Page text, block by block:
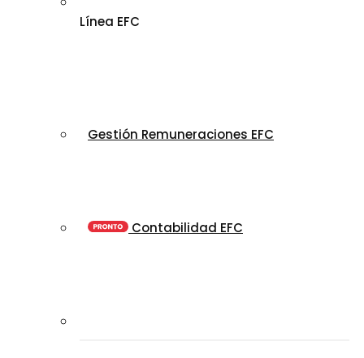
Línea EFC
Gestión Remuneraciones EFC
Contabilidad EFC